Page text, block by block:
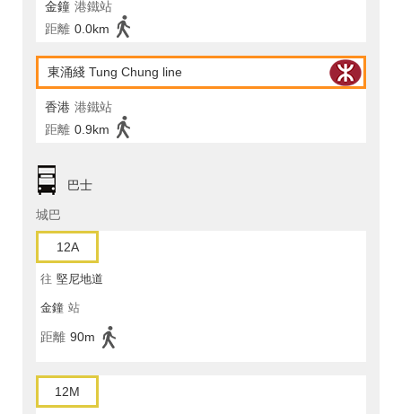
金鐘 港鐵站
距離 0.0km
東涌綫 Tung Chung line
香港 港鐵站
距離 0.9km
巴士
城巴
12A
往 堅尼地道
金鐘 站
距離 90m
12M